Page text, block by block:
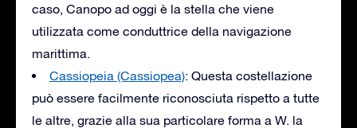
caso, Canopo ad oggi è la stella che viene
utilizzata come conduttrice della navigazione
marittima.
Cassiopeia (Cassiopea): Questa costellazione
può essere facilmente riconosciuta rispetto a tutte
le altre, grazie alla sua particolare forma a W. la